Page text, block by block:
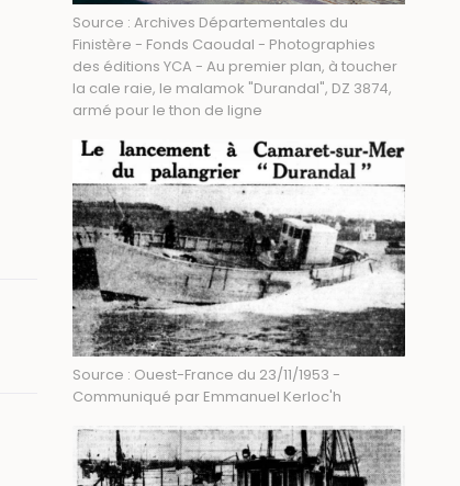
Source : Archives Départementales du
Finistère - Fonds Caoudal - Photographies
des éditions YCA - Au premier plan, à toucher
la cale raie, le malamok "Durandal", DZ 3874,
armé pour le thon de ligne
Source : Ouest-France du 23/11/1953 -
Communiqué par Emmanuel Kerloc'h